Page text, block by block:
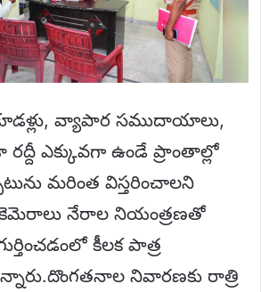
వ్యాపార సముదాయాలు,
ఎక్కువగా ఉండే ప్రాంతాల్లో
మరింత విస్తరించాలని
నేరాల నియంత్రణతో
కీలక పాత్ర
నివారణకు రాత్రి